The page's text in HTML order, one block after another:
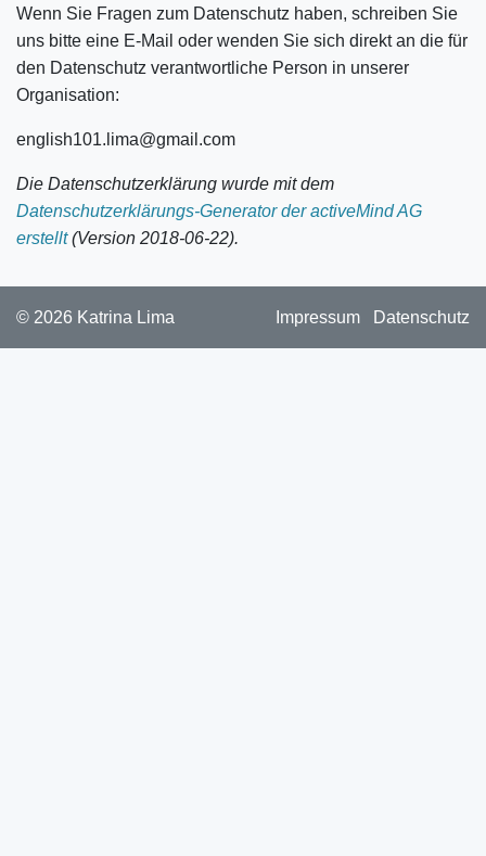
Wenn Sie Fragen zum Datenschutz haben, schreiben Sie
uns bitte eine E-Mail oder wenden Sie sich direkt an die für
den Datenschutz verantwortliche Person in unserer
Organisation:
english101.lima@gmail.com
Die Datenschutzerklärung wurde mit dem
Datenschutzerklärungs-Generator der activeMind AG
erstellt(Version 2018-06-22).
© 2026 Katrina Lima Impressum Datenschutz